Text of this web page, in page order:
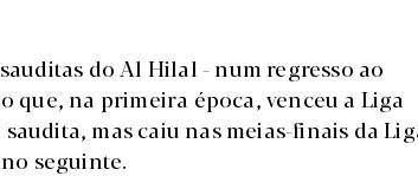
do Al Hilal - num regresso ao
que, na primeira época, venceu a Liga
mas caiu nas meias-finais da
seguinte.